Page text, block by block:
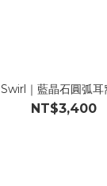
Swirl｜藍晶石圓弧耳
NT$3,400